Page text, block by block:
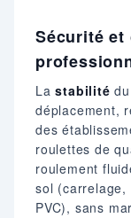
Sécurité et
Lastabilité
déplacement,
des
roulettes de
roulement
sol (carrelage,
PVC), sans